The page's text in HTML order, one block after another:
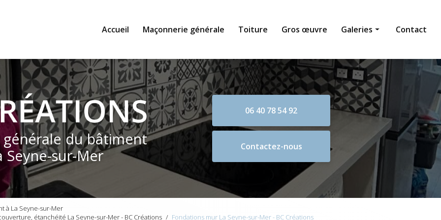
Accueil Maçonnerie générale Toiture Gros œuvre Galeries
Maçonnerie générale
Toiture
Gros œuvre
Contact
générale du bâtiment
Seyne-sur-Mer
06 40 78 54 92
Contactez-nous
à La Seyne-sur-Mer
étanchéité La Seyne-sur-Mer - BC Créations
Fondations mur La Seyne-sur-Mer - BC Créations